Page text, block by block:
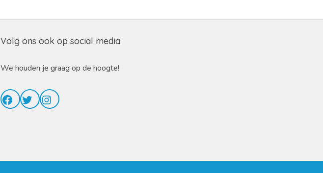
Volg ons ook op social media
We houden je graag op de hoogte!
Facebook
TwitterInstagram